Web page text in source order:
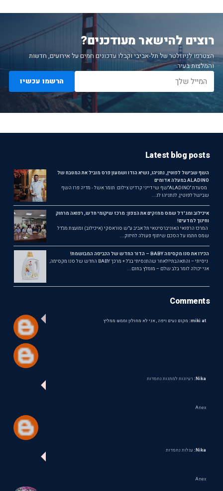
רוצים להישאר מעודכנים?
הצטרפו לניוזלטר של תל-אביבי וקבלו עדכונים חמים על אירועים, חדשות
והמלצות בעיר.
הרשמו עכשיו
Latest blog posts
השף שבישל לפוטין, נתניהו, נשיא הודו ושמעון פרס מוביל את המטבח של
ALADINO במעלה אדומים
מסעדת ״ALADINO״שף שי דייני קרדיט צילום: תומר אשל - מדיה פרו השף
שבישל לפוטין, לנתניהו לנ...
איכילוב ומג'דל שמס מחזקים את הצפון: מרכז שיקומי חדש, רפואה מרחוק
וחינוך למדעים!
המרכז הרפואי האוניברסיטאי תל אביב ע"ש סוראסקי (איכילוב) ומועצת מג'דל
שמס חתמו על הסכם שיתוף פעולה לחיזוק...
הכירו את סנו מקסימה BABY – הדור החדש של הכביסה המבושמת!
ניסיתי – והתאהבתי!לאחר שהתנסיתי בג'ל + מרכך BABY החדש של סנו מקסימה,
אני יכולה לומר בלב שלם – מומלץ בחום...
Comments
miki at: מקום נעים ויפה , אני לא מחולון וממש ממליץ
Nika: רעיונות למתנות נחמדות
Anex
Nika: עגלות נחמדות
Anex